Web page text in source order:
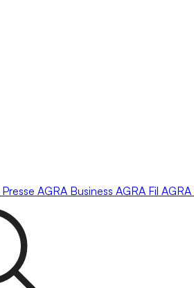
Presse AGRA Business AGRA Fil AGRA